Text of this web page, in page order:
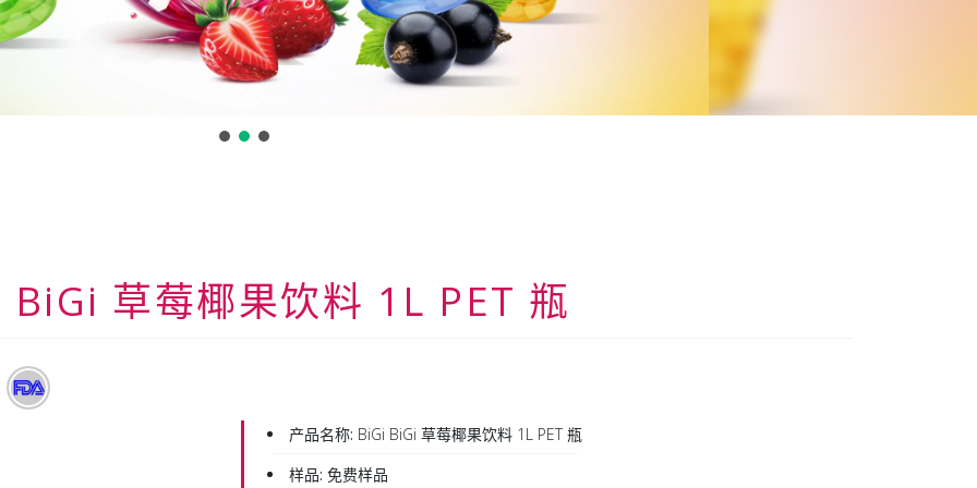
草莓椰果饮料 1L PET 瓶
产品名称: BiGi BiGi 草莓椰果饮料 1L PET 瓶
样品: 免费样品